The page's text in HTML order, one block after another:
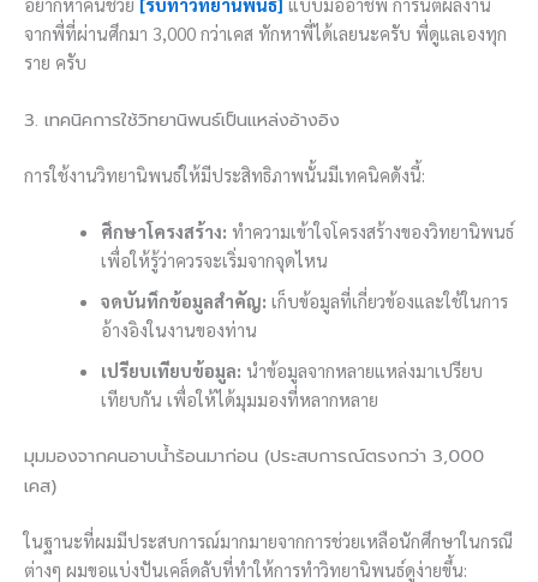
จากพี่ที่ผ่านศึกมา 3,000 กว่าเคส ทักหาพี่ได้เลยนะครับ พี่ดูแลเองทุก
ราย ครับ
3. เทคนิคการใช้วิทยานิพนธ์เป็นแหล่งอ้างอิง
การใช้งานวิทยานิพนธ์ให้มีประสิทธิภาพนั้นมีเทคนิคดังนี้:
ศึกษาโครงสร้าง: ทำความเข้าใจโครงสร้างของวิทยานิพนธ์
เพื่อให้รู้ว่าควรจะเริ่มจากจุดไหน
จดบันทึกข้อมูลสำคัญ: เก็บข้อมูลที่เกี่ยวข้องและใช้ในการ
อ้างอิงในงานของท่าน
เปรียบเทียบข้อมูล: นำข้อมูลจากหลายแหล่งมาเปรียบ
เทียบกัน เพื่อให้ได้มุมมองที่หลากหลาย
มุมมองจากคนอาบน้ำร้อนมาก่อน (ประสบการณ์ตรงกว่า 3,000
เคส)
ในฐานะที่ผมมีประสบการณ์มากมายจากการช่วยเหลือนักศึกษาในกรณี
ต่างๆ ผมขอแบ่งปันเคล็ดลับที่ทำให้การทำวิทยานิพนธ์ดูง่ายขึ้น: